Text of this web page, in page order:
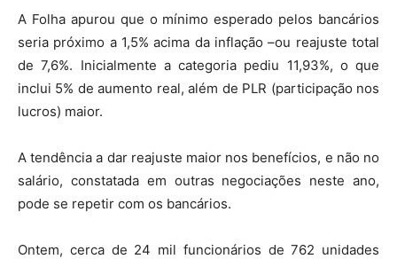
A Folha apurou que o mínimo esperado pelos bancários
seria próximo a 1,5% acima da inflação –ou reajuste total
de 7,6%. Inicialmente a categoria pediu 11,93%, o que
inclui 5% de aumento real, além de PLR (participação nos
lucros) maior.
A tendência a dar reajuste maior nos benefícios, e não no
salário, constatada em outras negociações neste ano,
pode se repetir com os bancários.
Ontem, cerca de 24 mil funcionários de 762 unidades